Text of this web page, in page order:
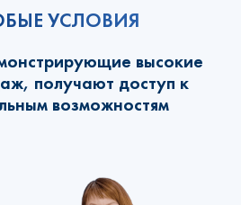
УСЛОВИЯ
высокие
получают доступ к
возможностям